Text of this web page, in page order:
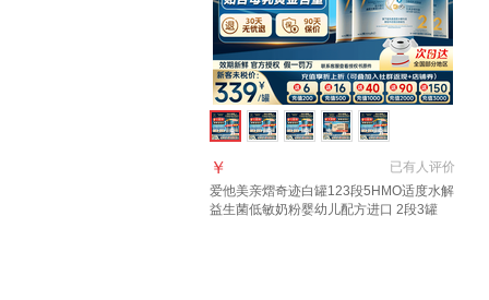
已有人评价
￥
爱他美亲熠奇迹白罐123段5HMO适度水解
益生菌低敏奶粉婴幼儿配方进口 2段3罐